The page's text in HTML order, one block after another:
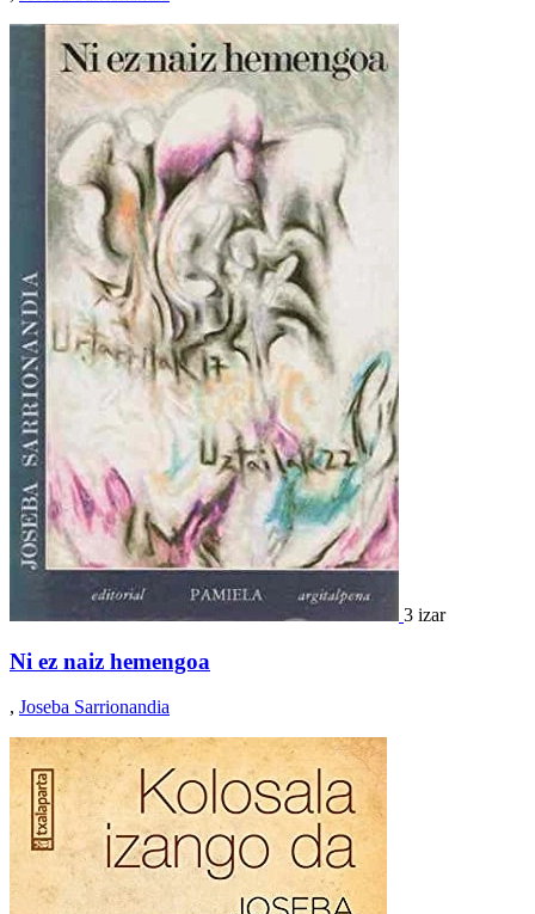
3 izar
Ni ez naiz hemengoa
, Joseba Sarrionandia